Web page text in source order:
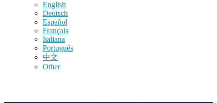
English
Deutsch
Español
Français
Italiana
Português
中文
Other